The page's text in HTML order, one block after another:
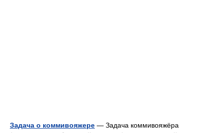
Задача о коммивояжере — Задача коммивояжёра